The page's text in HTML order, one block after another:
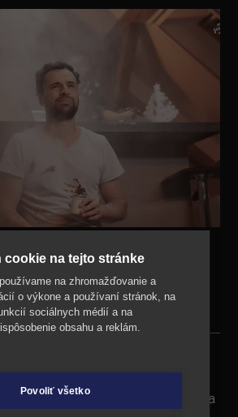
sype nápady jedna
rýchlo. To, čo získavalo tisíce
nemusí byť v móde. Aj preto sa
púšťa do vymýšľania scenárov a
cookie na tejto stránke
na zhromažďovanie a
o výkone a používaní stránok, na
sociálnych médií a na
obsahu a reklám.
Povoliť všetko